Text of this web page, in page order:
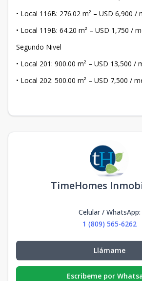
• Local 116B: 276.02 m² – USD 6,900 /
• Local 119B: 64.20 m² – USD 1,750 /
Segundo Nivel
• Local 201: 900.00 m² – USD 13,500 /
• Local 202: 500.00 m² – USD 7,500 /
TimeHomes
Celular / WhatsApp:
1 (809) 565-6262
Llámame
Escribeme por